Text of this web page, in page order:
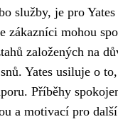
služby, je pro
zákazníci mohou
založených na
Yates usiluje o
Příběhy
a motivací pro